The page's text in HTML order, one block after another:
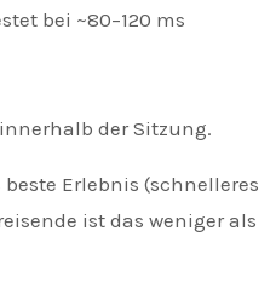
bei ~80–120 ms
der Sitzung.
Erlebnis (schnelleres
ist das weniger als